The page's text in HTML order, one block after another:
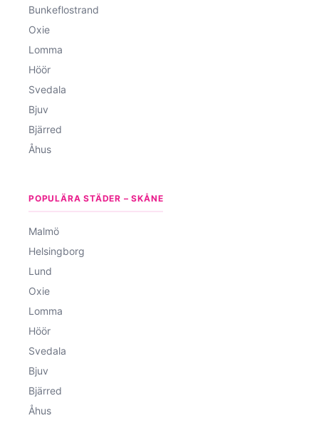
Bunkeflostrand
Oxie
Lomma
Höör
Svedala
Bjuv
Bjärred
Åhus
POPULÄRA STÄDER – SKÅNE
Malmö
Helsingborg
Lund
Oxie
Lomma
Höör
Svedala
Bjuv
Bjärred
Åhus